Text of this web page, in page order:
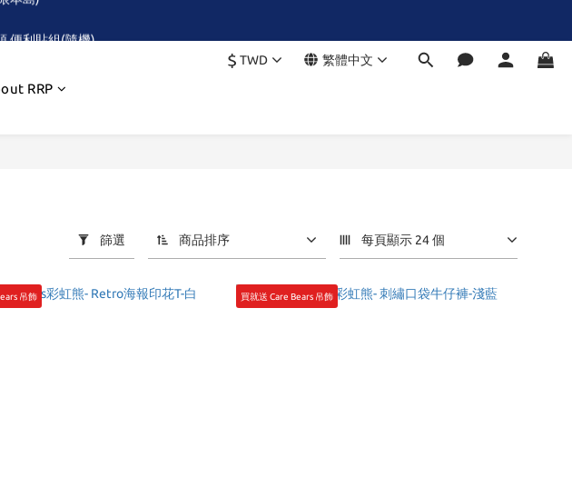
$ TWD 繁體中文
RRP
篩選 商品排序 每頁顯示 24 個
吊飾 買就送 Care Bears 吊飾